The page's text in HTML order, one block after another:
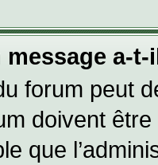
a-
forum peut
doivent
que